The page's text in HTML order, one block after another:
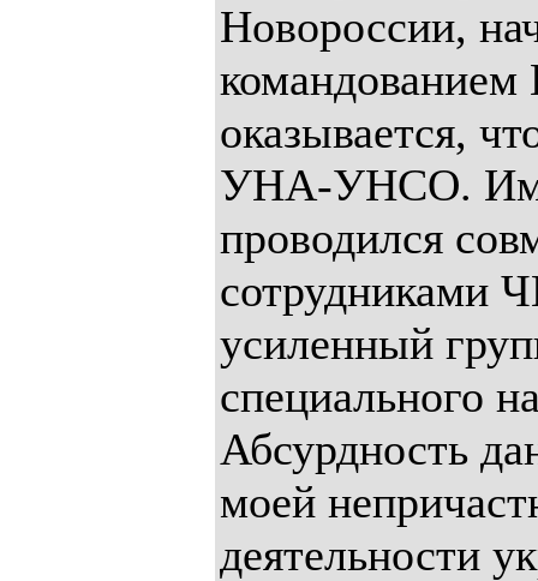
Новороссии,
командованием
оказывается,
УНА-УНСО.
проводился
усиленный
специального
Абсурдность
моей
деятельности